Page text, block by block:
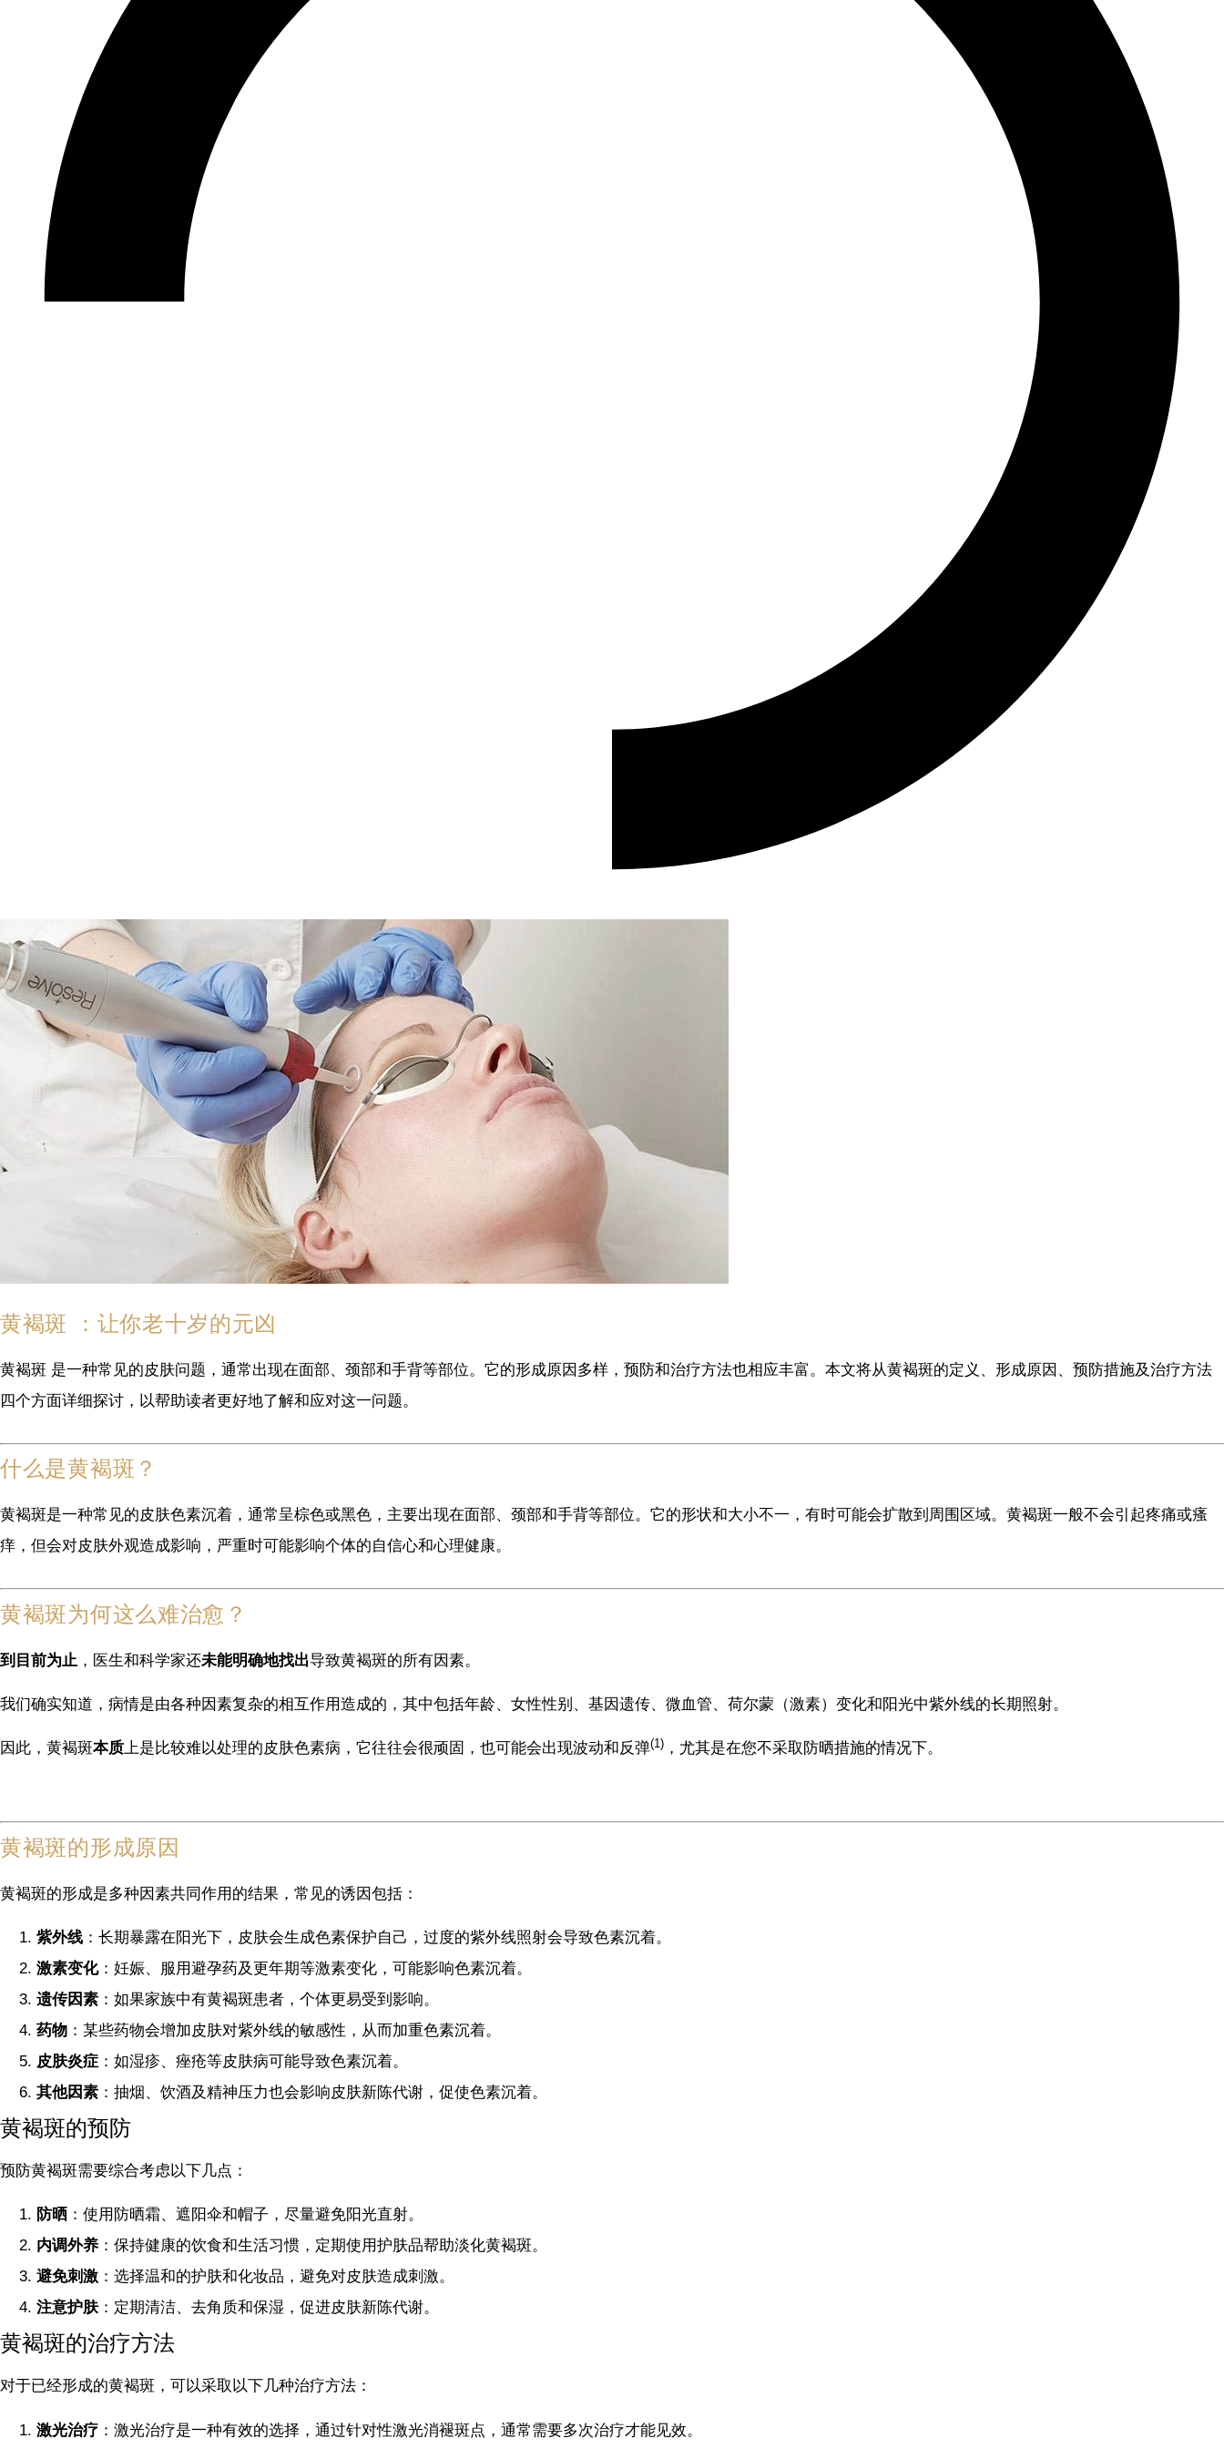
黄褐斑 ：让你老十岁的元凶
黄褐斑 是一种常见的皮肤问题，通常出现在面部、颈部和手背等部位。它的形成原因多样，预防和治疗方法也相应丰富。本文将从黄褐斑的定义、形成原因、预防措施及治疗方法
四个方面详细探讨，以帮助读者更好地了解和应对这一问题。
什么是黄褐斑？
黄褐斑是一种常见的皮肤色素沉着，通常呈棕色或黑色，主要出现在面部、颈部和手背等部位。它的形状和大小不一，有时可能会扩散到周围区域。黄褐斑一般不会引起疼痛或瘙
痒，但会对皮肤外观造成影响，严重时可能影响个体的自信心和心理健康。
黄褐斑为何这么难治愈？
到目前为止 ，医生和科学家还未能明确地找出导致黄褐斑的所有因素。
我们确实知道，病情是由各种因素复杂的相互作用造成的，其中包括年龄、女性性别、基因遗传、微血管、荷尔蒙（激素）变化和阳光中紫外线的长期照射。
因此，黄褐斑本质上是比较难以处理的皮肤色素病，它往往会很顽固，也可能会出现波动和反弹(1) ，尤其是在您不采取防晒措施的情况下。
黄褐斑的形成原因
黄褐斑的形成是多种因素共同作用的结果，常见的诱因包括：
紫外线 ：长期暴露在阳光下，皮肤会生成色素保护自己，过度的紫外线照射会导致色素沉着。
激素变化：妊娠、服用避孕药及更年期等激素变化，可能影响色素沉着。
遗传因素 ：如果家族中有黄褐斑患者，个体更易受到影响。
药物 ：某些药物会增加皮肤对紫外线的敏感性，从而加重色素沉着。
皮肤炎症 ：如湿疹、痤疮等皮肤病可能导致色素沉着。
其他因素 ：抽烟、饮酒及精神压力也会影响皮肤新陈代谢，促使色素沉着。
黄褐斑的预防
预防黄褐斑需要综合考虑以下几点：
防晒 ：使用防晒霜、遮阳伞和帽子，尽量避免阳光直射。
内调外养 ：保持健康的饮食和生活习惯，定期使用护肤品帮助淡化黄褐斑。
避免刺激 ：选择温和的护肤和化妆品，避免对皮肤造成刺激。
注意护肤：定期清洁、去角质和保湿，促进皮肤新陈代谢。
黄褐斑的治疗方法
对于已经形成的黄褐斑，可以采取以下几种治疗方法：
激光治疗 ：激光治疗是一种有效的选择，通过针对性激光消褪斑点，通常需要多次治疗才能见效。